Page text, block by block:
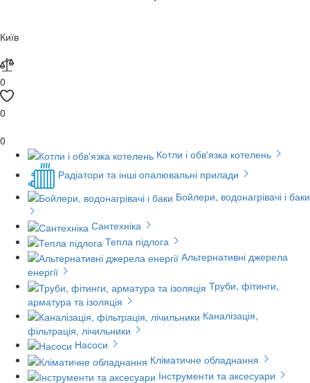
Київ
0
0
0
Котли і обв'язка котелень
Радіатори та інші опалювальні прилади
Бойлери, водонагрівачі і баки
Сантехніка
Тепла підлога
Альтернативні джерела
енергії
Труби, фітинги,
арматура та ізоляція
Каналізація,
фільтрація, лічильники
Насоси
Кліматичне обладнання
Інструменти та аксесуари